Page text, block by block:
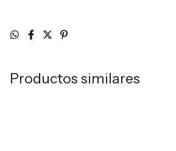
Productos similares